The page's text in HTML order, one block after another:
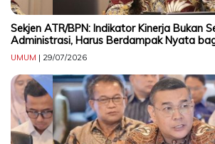
Themes
Tower
Level
99,
Merdeka
17,
Jakarta,
12345
Sekjen ATR/BPN: Indikator Kinerja Bukan
Administrasi, Harus Berdampak Nyata
UMUM | 29/07/2026